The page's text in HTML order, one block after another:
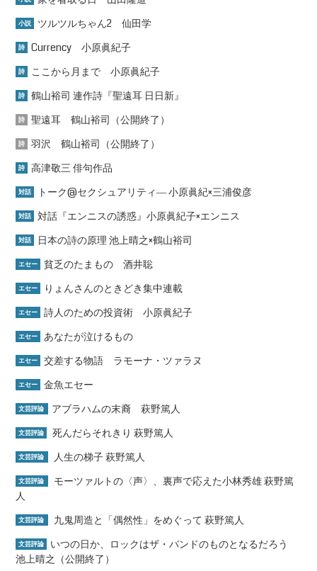
小説 ツルツルちゃん2 仙田学
詩 Currency 小原眞紀子
詩 ここから月まで 小原眞紀子
詩 鶴山裕司 連作詩『聖遠耳 日日新』
詩 聖遠耳 鶴山裕司（公開終了）
詩 羽沢 鶴山裕司（公開終了）
詩 高津敬三 俳句作品
対話 トーク@セクシュアリティ― 小原眞紀×三浦俊彦
対話 対話『エンニスの誘惑』小原眞紀子×エンニス
対話 日本の詩の原理 池上晴之×鶴山裕司
エセー 貧乏のたまもの 酒井聡
エセー りょんさんのときどき集中連載
エセー 詩人のための投資術 小原眞紀子
エセー あなたが泣けるもの
エセー 交差する物語 ラモーナ・ツァラヌ
エセー 金魚エセー
文芸評論 アブラハムの末裔 萩野篤人
文芸評論 死んだらそれきり 萩野篤人
文芸評論 人生の梯子 萩野篤人
文芸評論
モーツァルトの〈声〉、裏声で応えた小林秀雄 萩野篤
人
文芸評論 九鬼周造と「偶然性」をめぐって 萩野篤人
文芸評論
いつの日か、ロックはザ・バンドのものとなるだろう
池上晴之（公開終了）